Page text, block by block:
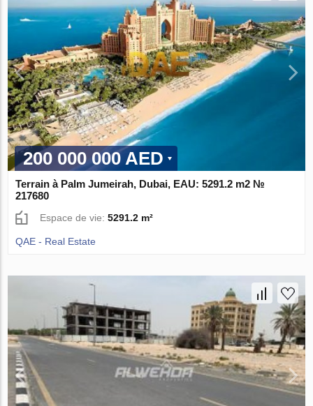
200 000 000 AED
Terrain à Palm Jumeirah, Dubai, EAU: 5291.2 m2 №
217680
Espace de vie:5291.2 m²
QAE - Real Estate